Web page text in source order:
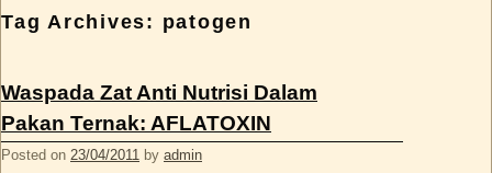
Tag Archives: patogen
Waspada Zat Anti Nutrisi Dalam
Pakan Ternak: AFLATOXIN
Posted on 23/04/2011 by admin